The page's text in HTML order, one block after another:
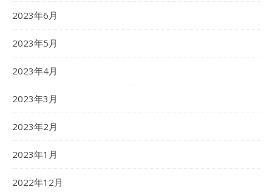
2023年6月
2023年5月
2023年4月
2023年3月
2023年2月
2023年1月
2022年12月